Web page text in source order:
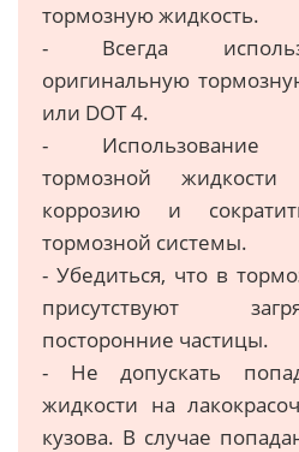
тормозную жидкость.
- Всегда
оригинальную
или DOT 4.
- Использование
тормозной
коррозию и
тормозной системы.
- Убедиться, что в
присутствуют
посторонние частицы.
- Не допускать
жидкости на
кузова. В случае